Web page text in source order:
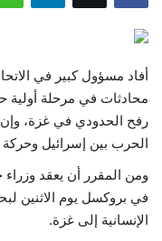
علوم وتكنولوجيا
رياضة
فيديو
حياة
أفاد مسؤول كبير في
محادثات في مرحلة أولية
رفح الحدودي في غزة،
الحرب بين إسرائيل
ومن المقرر أن يعقد وزراء
في بروكسل يوم الاثنين
الإنسانية إلى غزة.